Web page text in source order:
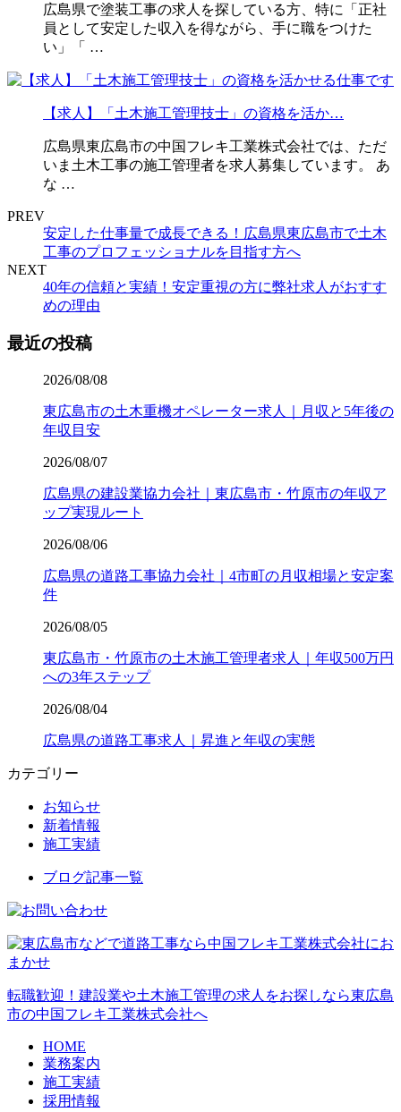
広島県で塗装工事の求人を探している方、特に「正社
員として安定した収入を得ながら、手に職をつけた
い」「 …
【求人】「土木施工管理技士」の資格を活か…
広島県東広島市の中国フレキ工業株式会社では、ただ
いま土木工事の施工管理者を求人募集しています。 あ
な …
PREV
安定した仕事量で成長できる！広島県東広島市で土木
工事のプロフェッショナルを目指す方へ
NEXT
40年の信頼と実績！安定重視の方に弊社求人がおすす
めの理由
最近の投稿
2026/08/08
東広島市の土木重機オペレーター求人｜月収と5年後の
年収目安
2026/08/07
広島県の建設業協力会社｜東広島市・竹原市の年収ア
ップ実現ルート
2026/08/06
広島県の道路工事協力会社｜4市町の月収相場と安定案
件
2026/08/05
東広島市・竹原市の土木施工管理者求人｜年収500万円
への3年ステップ
2026/08/04
広島県の道路工事求人｜昇進と年収の実態
カテゴリー
お知らせ
新着情報
施工実績
ブログ記事一覧
転職歓迎！建設業や土木施工管理の求人をお探しなら東広島
市の中国フレキ工業株式会社へ
HOME
業務案内
施工実績
採用情報